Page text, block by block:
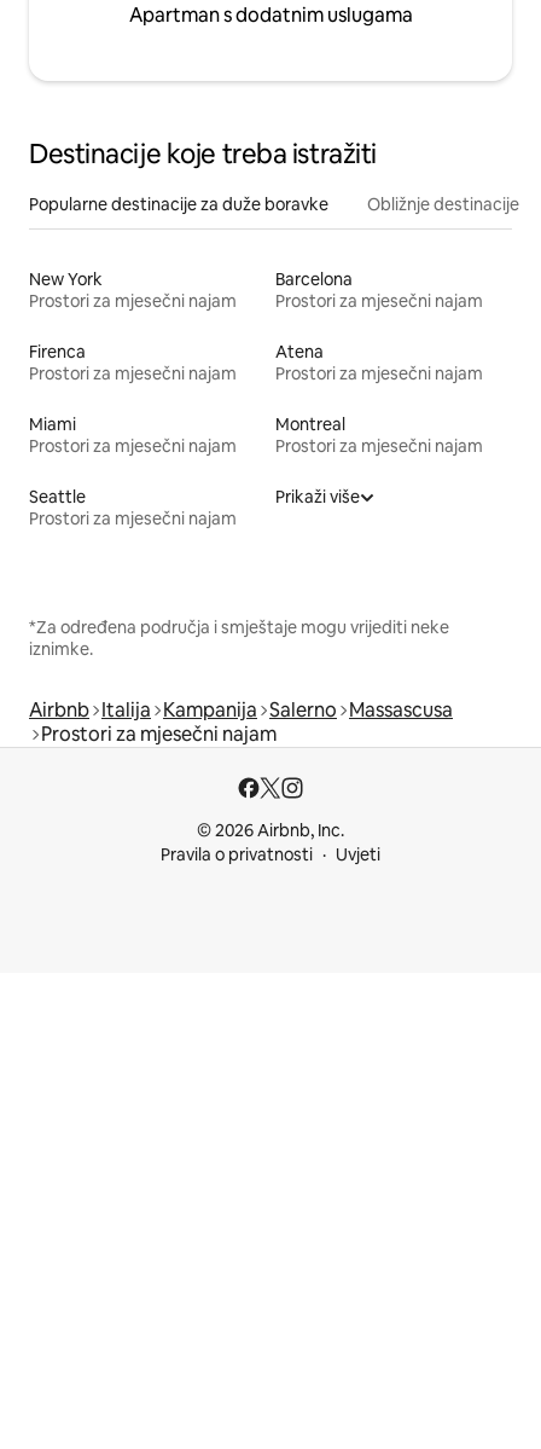
Apartman s dodatnim uslugama
Destinacije koje treba istražiti
Popularne destinacije za duže boravke Obližnje destinacije
New York
Prostori za mjesečni najam
Barcelona
Prostori za mjesečni najam
Firenca
Prostori za mjesečni najam
Atena
Prostori za mjesečni najam
Miami
Prostori za mjesečni najam
Montreal
Prostori za mjesečni najam
Seattle
Prostori za mjesečni najam
Prikaži više
*Za određena područja i smještaje mogu vrijediti neke
iznimke.
Airbnb Italija Kampanija Salerno Massascusa
Prostori za mjesečni najam
© 2026 Airbnb, Inc.
Pravila o privatnosti
Uvjeti